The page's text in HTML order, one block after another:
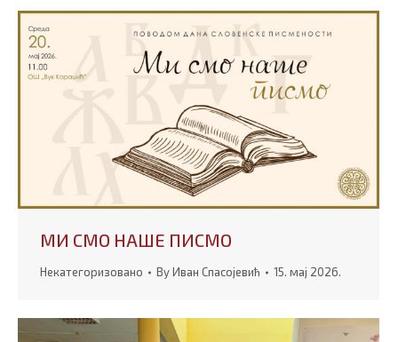
МИ СМО НАШЕ ПИСМО
Некатегоризовано ByИван Спасојевић 15. мај 2026.